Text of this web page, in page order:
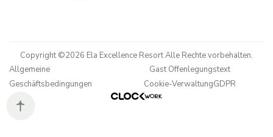
Copyright ©2026 Ela Excellence Resort Alle Rechte vorbehalten.
Allgemeine
Geschäftsbedingungen
Gast Offenlegungstext
Cookie-VerwaltungGDPR